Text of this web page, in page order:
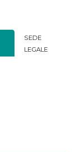
SEDE
LEGALE